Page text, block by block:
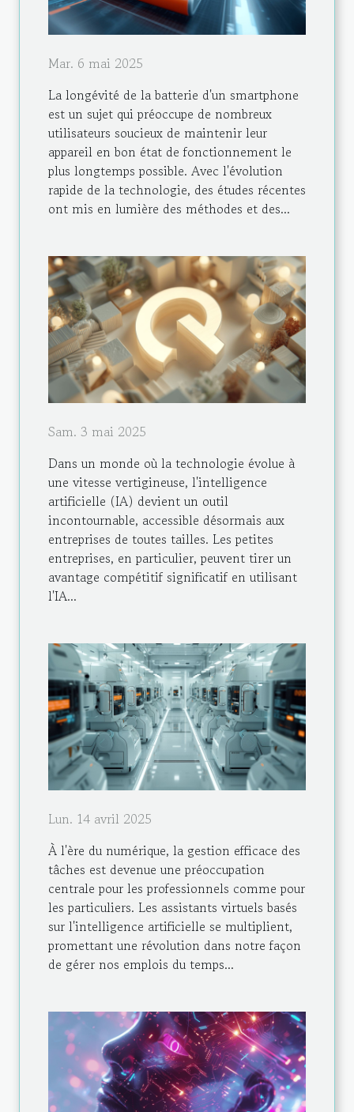
Mar. 6 mai 2025
La longévité de la batterie d'un smartphone
est un sujet qui préoccupe de nombreux
utilisateurs soucieux de maintenir leur
appareil en bon état de fonctionnement le
plus longtemps possible. Avec l'évolution
rapide de la technologie, des études récentes
ont mis en lumière des méthodes et des...
Sam. 3 mai 2025
Dans un monde où la technologie évolue à
une vitesse vertigineuse, l'intelligence
artificielle (IA) devient un outil
incontournable, accessible désormais aux
entreprises de toutes tailles. Les petites
entreprises, en particulier, peuvent tirer un
avantage compétitif significatif en utilisant
l'IA...
Lun. 14 avril 2025
À l'ère du numérique, la gestion efficace des
tâches est devenue une préoccupation
centrale pour les professionnels comme pour
les particuliers. Les assistants virtuels basés
sur l'intelligence artificielle se multiplient,
promettant une révolution dans notre façon
de gérer nos emplois du temps...